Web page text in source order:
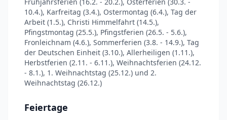
10.4.), Karfreitag (3.4.), Ostermontag (6.4.), Tag der
Arbeit (1.5.), Christi Himmelfahrt (14.5.),
Pfingstmontag (25.5.), Pfingstferien (26.5. - 5.6.),
Fronleichnam (4.6.), Sommerferien (3.8. - 14.9.), Tag
der Deutschen Einheit (3.10.), Allerheiligen (1.11.),
Herbstferien (2.11. - 6.11.), Weihnachtsferien (24.12.
- 8.1.), 1. Weihnachtstag (25.12.) und 2.
Weihnachtstag (26.12.)
Feiertage